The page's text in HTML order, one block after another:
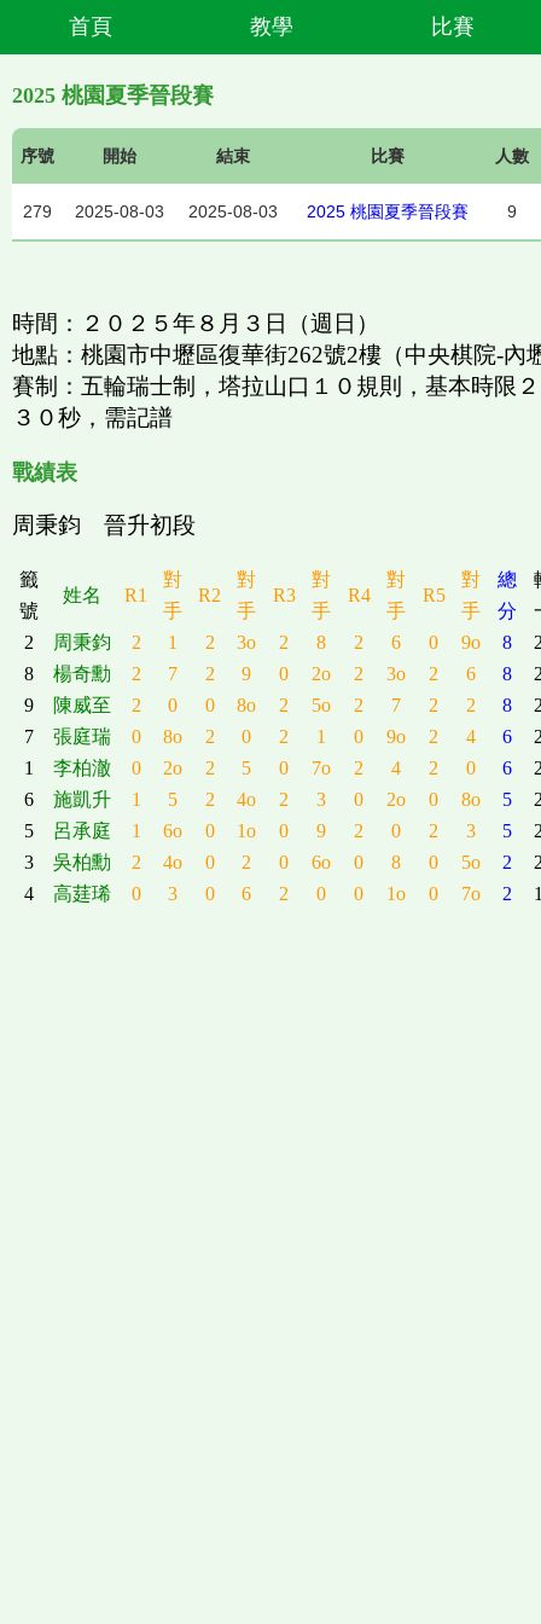
首頁 教學 比賽
2025 桃園夏季晉段賽
序號 開始 結束 比賽 人數
279 2025-08-03 2025-08-03 2025 桃園夏季晉段賽 9
時間：２０２５年８月３日（週日）
地點：桃園市中壢區復華街262號2樓（中央棋院-內
賽制：五輪瑞士制，塔拉山口１０規則，基本時限
３０秒，需記譜
戰績表
周秉鈞 晉升初段
籤
號
姓名 R1
對
手
R2
對
手
R3
對
手
R4
對
手
R5
對
手
總
分
2
周秉鈞 2 1 2 3o 2 8 2 6 0 9o 8
8
楊奇勳 2 7 2 9 0 2o 2 3o 2 6 8
9
陳威至 2 0 0 8o 2 5o 2 7 2 2 8
7
張庭瑞 0 8o 2 0 2 1 0 9o 2 4 6
1
李柏澈 0 2o 2 5 0 7o 2 4 2 0 6
6
施凱升 1 5 2 4o 2 3 0 2o 0 8o 5
5
呂承庭 1 6o 0 1o 0 9 2 0 2 3 5
3
吳柏勳 2 4o 0 2 0 6o 0 8 0 5o 2
4
高莛琋 0 3 0 6 2 0 0 1o 0 7o 2